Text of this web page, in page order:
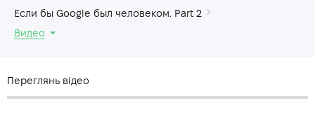
Если бы Google был человеком. Part 2
Видео
Переглянь відео